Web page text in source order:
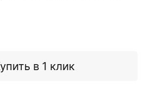
в 1 клик